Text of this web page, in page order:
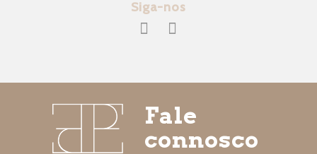
Siga-nos
Fale
connosco